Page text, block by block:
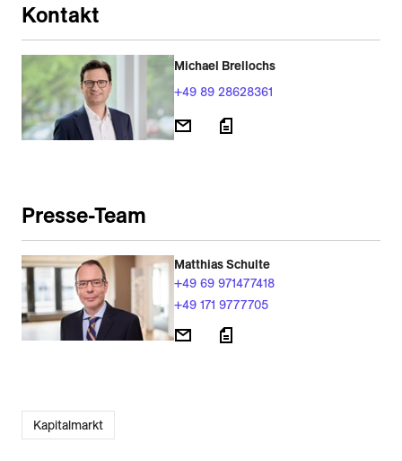
Kontakt
Michael Brellochs
+49 89 28628361
Presse-Team
Matthias Schulte
+49 69 971477418
+49 171 9777705
Kapitalmarkt